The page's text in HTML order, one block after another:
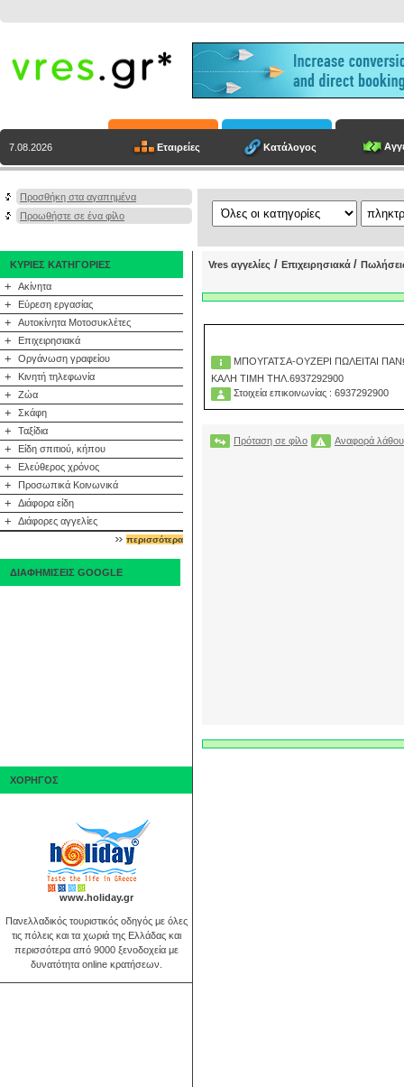
7.08.2026 Εταιρείες Κατάλογος
Προσθήκη στα αγαπημένα
Προωθήστε σε ένα φίλο
ΚΥΡΙΕΣ ΚΑΤΗΓΟΡΙΕΣ
+ Ακίνητα
+ Εύρεση εργασίας
+ Αυτοκίνητα Μοτοσυκλέτες
+ Επιχειρησιακά
+ Οργάνωση γραφείου
+ Κινητή τηλεφωνία
+ Ζώα
+ Σκάφη
+ Ταξίδια
+ Είδη σπιτιού, κήπου
+ Ελεύθερος χρόνος
+ Προσωπικά Κοινωνικά
+ Διάφορα είδη
+ Διάφορες αγγελίες
περισσότερα
ΔΙΑΦΗΜΙΣΕΙΣ GOOGLE
ΧΟΡΗΓΟΣ
www.holiday.gr
Πανελλαδικός τουριστικός οδηγός με όλες
τις πόλεις και τα χωριά της Ελλάδας και
περισσότερα από 9000 ξενοδοχεία με
δυνατότητα online κρατήσεων.
Vres αγγελίες / Επιχειρησιακά /
ΜΠΟΥΓΑΤΣΑ-ΟΥΖΕΡΙ ΠΩΛΕΙΤΑΙ
ΚΑΛΗ ΤΙΜΗ ΤΗΛ.6937292900
Στοιχεία επικοινωνίας : 6937292900
Πρόταση σε φίλο Αναφορά